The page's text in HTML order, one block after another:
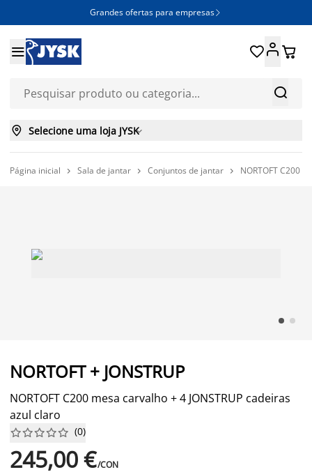
Grandes ofertas para empresas 


 
 Selecione uma loja JYSK
Página inicial  Sala de jantar  Conjuntos de jantar  NORTOFT C200
NORTOFT + JONSTRUP
NORTOFT C200 mesa carvalho + 4 JONSTRUP cadeiras
azul claro





 (0)
245,00 €/CON